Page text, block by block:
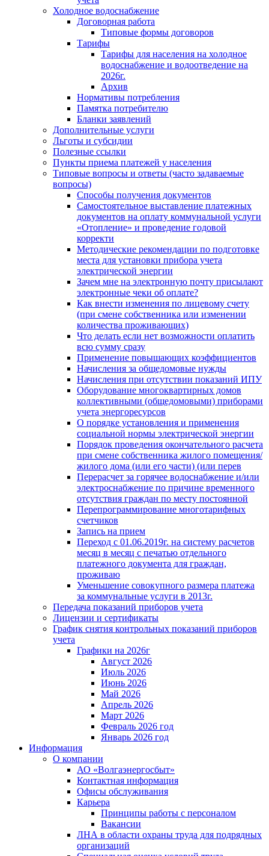
Холодное водоснабжение
Договорная работа
Типовые формы договоров
Тарифы
Тарифы для населения на холодное
водоснабжение и водоотведение на
2026г.
Архив
Нормативы потребления
Памятка потребителю
Бланки заявлений
Дополнительные услуги
Льготы и субсидии
Полезные ссылки
Пункты приема платежей у населения
Типовые вопросы и ответы (часто задаваемые
вопросы)
Способы получения документов
Самостоятельное выставление платежных
документов на оплату коммунальной услуги
«Отопление» и проведение годовой
корректи
Методические рекомендации по подготовке
места для установки прибора учета
электрической энергии
Зачем мне на электронную почту присылают
электронные чеки об оплате?
Как внести изменения по лицевому счету
(при смене собственника или изменении
количества проживающих)
Что делать если нет возможности оплатить
всю сумму сразу
Применение повышающих коэффициентов
Начисления за общедомовые нужды
Начисления при отсутствии показаний ИПУ
Оборудование многоквартирных домов
коллективными (общедомовыми) приборами
учета энергоресурсов
О порядке установления и применения
социальной нормы электрической энергии
Порядок проведения окончательного расчета
при смене собственника жилого помещения/
жилого дома (или его части) (или перев
Перерасчет за горячее водоснабжение и/или
электроснабжение по причине временного
отсутствия граждан по месту постоянной
Перепрограммирование многотарифных
счетчиков
Запись на прием
Переход с 01.06.2019г. на систему расчетов
месяц в месяц с печатью отдельного
платежного документа для граждан,
проживаю
Уменьшение совокупного размера платежа
за коммунальные услуги в 2013г.
Передача показаний приборов учета
Лицензии и сертификаты
График снятия контрольных показаний приборов
учета
Графики на 2026г
Август 2026
Июль 2026
Июнь 2026
Май 2026
Апрель 2026
Март 2026
Февраль 2026 год
Январь 2026 год
Информация
О компании
АО «Волгаэнергосбыт»
Контактная информация
Офисы обслуживания
Карьера
Принципы работы с персоналом
Вакансии
ЛНА в области охраны труда для подрядных
организаций